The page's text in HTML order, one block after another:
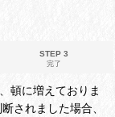
STEP 3
完了
頓に増えておりま
されました場合、